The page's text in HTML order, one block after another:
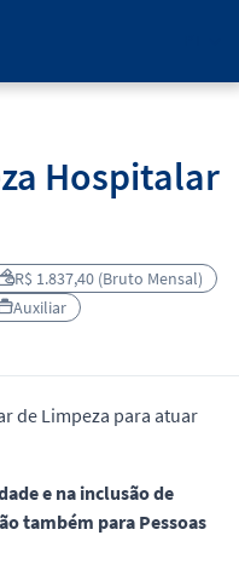
Hospitalar
R$ 1.837,40 (Bruto Mensal)
Auxiliar
de Limpeza para atuar
e na inclusão de
também para Pessoas